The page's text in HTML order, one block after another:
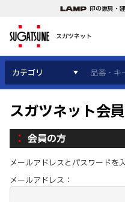
印の家具・
スガツネット
カテゴリ
スガツネット会
会員の方
メールアドレスとパスワードを
メールアドレス：